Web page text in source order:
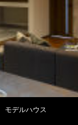
モデルハウス